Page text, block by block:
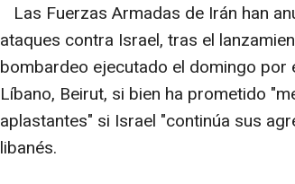
Las Fuerzas Armadas de Irán han
ataques contra Israel, tras el
bombardeo ejecutado el domingo
Líbano, Beirut, si bien ha prometido
aplastantes" si Israel "continúa sus
libanés.